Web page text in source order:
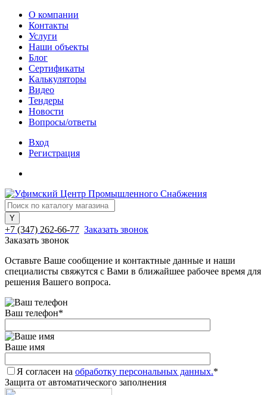
О компании
Контакты
Услуги
Наши объекты
Блог
Сертификаты
Калькуляторы
Видео
Тендеры
Новости
Вопросы/ответы
Вход
Регистрация
+7 (347) 262-66-77 Заказать звонок
Заказать звонок
Оставьте Ваше сообщение и контактные данные и наши
специалисты свяжутся с Вами в ближайшее рабочее время для
решения Вашего вопроса.
Ваш телефон*
Ваше имя
Я согласен на обработку персональных данных.*
Защита от автоматического заполнения